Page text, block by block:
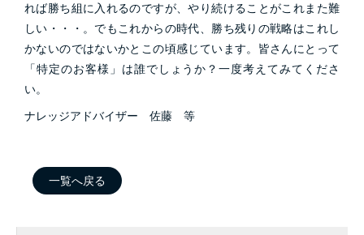
れば勝ち組に入れるのですが、やり続けることがこれまた難
しい・・・。でもこれからの時代、勝ち残りの戦略はこれし
かないのではないかとこの頃感じています。皆さんにとって
「特定のお客様」は誰でしょうか？一度考えてみてくださ
い。
ナレッジアドバイザー 佐藤 等
一覧へ戻る